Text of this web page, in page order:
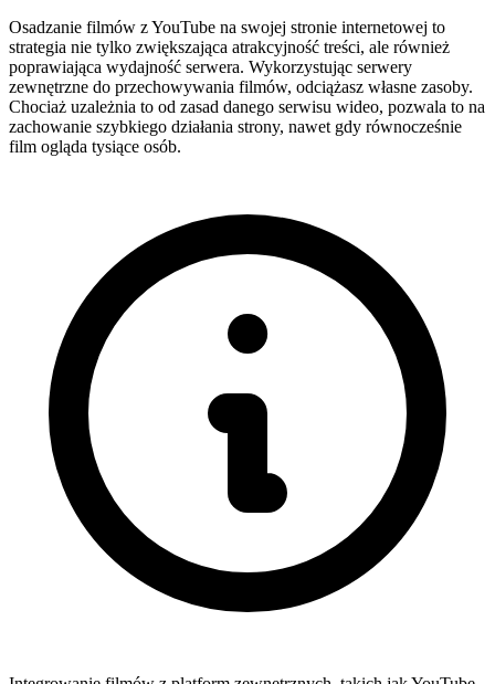
Osadzanie filmów z YouTube na swojej stronie internetowej to
strategia nie tylko zwiększająca atrakcyjność treści, ale również
poprawiająca wydajność serwera. Wykorzystując serwery
zewnętrzne do przechowywania filmów, odciążasz własne zasoby.
Chociaż uzależnia to od zasad danego serwisu wideo, pozwala to na
zachowanie szybkiego działania strony, nawet gdy równocześnie
film ogląda tysiące osób.